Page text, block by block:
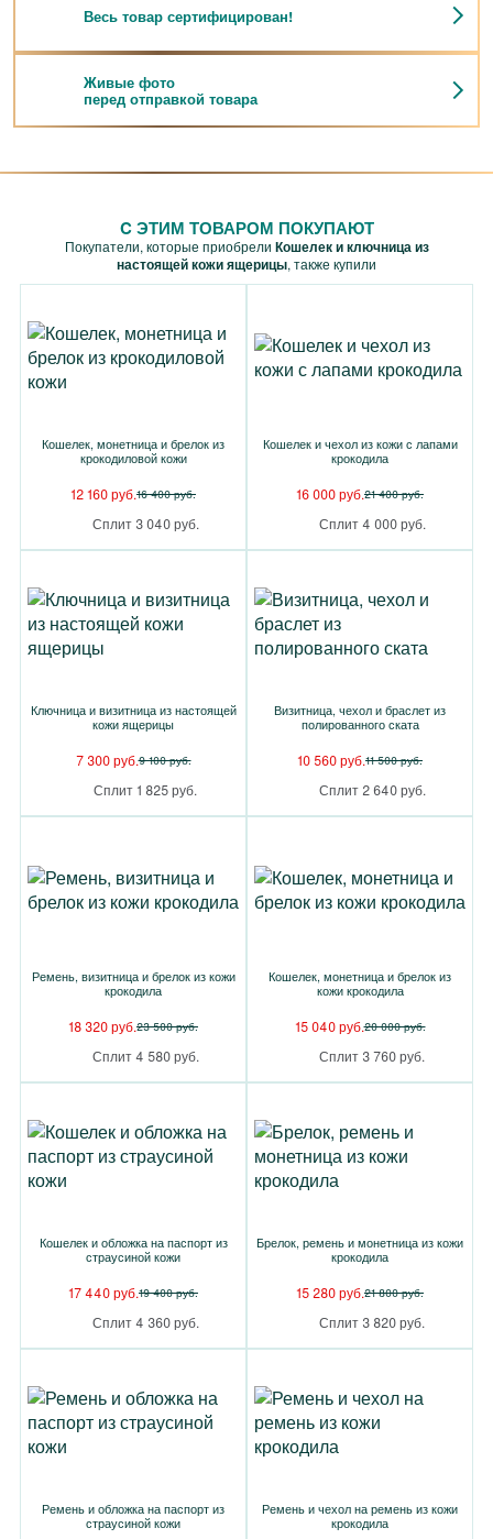
Весь товар сертифицирован!
Живые фото
перед отправкой товара
C ЭТИМ ТОВАРОМ ПОКУПАЮТ
Покупатели, которые приобрели Кошелек и ключница из
настоящей кожи ящерицы, также купили
Кошелек, монетница и брелок из
крокодиловой кожи
12 160 руб.16 400 руб.
Сплит 3 040 руб.
Кошелек и чехол из кожи с лапами
крокодила
16 000 руб.21 400 руб.
Сплит 4 000 руб.
Ключница и визитница из настоящей
кожи ящерицы
7 300 руб.9 100 руб.
Сплит 1 825 руб.
Визитница, чехол и браслет из
полированного ската
10 560 руб.11 500 руб.
Сплит 2 640 руб.
Ремень, визитница и брелок из кожи
крокодила
18 320 руб.23 500 руб.
Сплит 4 580 руб.
Кошелек, монетница и брелок из
кожи крокодила
15 040 руб.20 000 руб.
Сплит 3 760 руб.
Кошелек и обложка на паспорт из
страусиной кожи
17 440 руб.19 400 руб.
Сплит 4 360 руб.
Брелок, ремень и монетница из кожи
крокодила
15 280 руб.21 800 руб.
Сплит 3 820 руб.
Ремень и обложка на паспорт из
страусиной кожи
Ремень и чехол на ремень из кожи
крокодила